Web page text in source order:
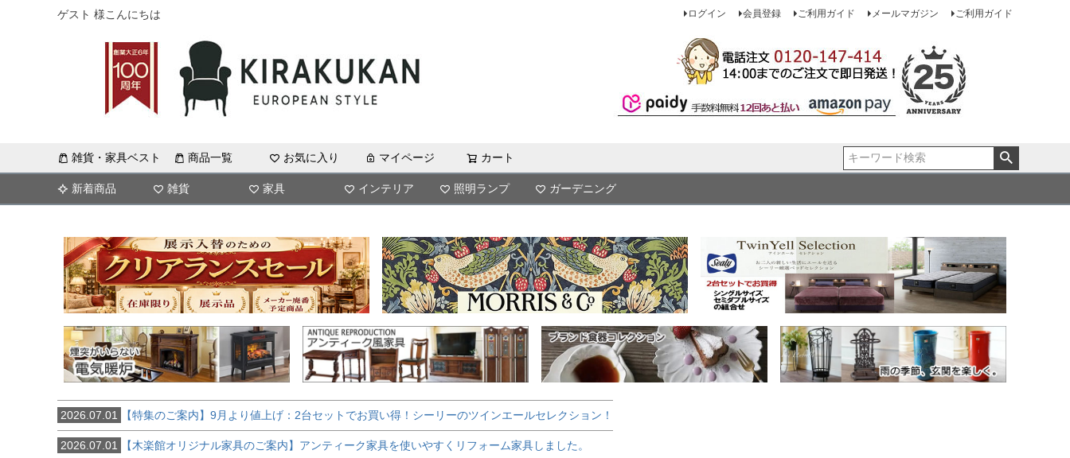
ゲスト 様こんにちは ログイン 会員登録 ご利用ガイド メールマガジン ご利用ガイド
雑貨・家具ベスト 商品一覧 お気に入り マイページ カート
新着商品 雑貨 家具 インテリア 照明ランプ ガーデニング
2026.07.01 【特集のご案内】9月より値上げ：2台セットでお買い得！シーリーのツインエールセレクション！
2026.07.01 【木楽館オリジナル家具のご案内】アンティーク家具を使いやすくリフォーム家具しました。